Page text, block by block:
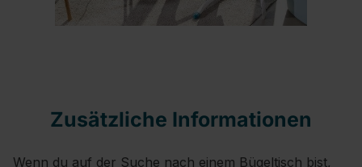
Zusätzliche Informationen
Wenn du auf der Suche nach einem Bügeltisch bist,